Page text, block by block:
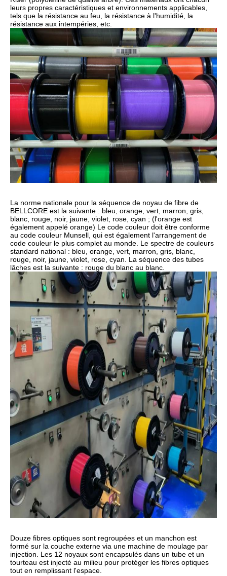
leurs propres caractéristiques et environnements applicables,
tels que la résistance au feu, la résistance à l'humidité, la
résistance aux intempéries, etc.
La norme nationale pour la séquence de noyau de fibre de
BELLCORE est la suivante : bleu, orange, vert, marron, gris,
blanc, rouge, noir, jaune, violet, rose, cyan ; (l'orange est
également appelé orange) Le code couleur doit être conforme
au code couleur Munsell, qui est également l'arrangement de
code couleur le plus complet au monde. Le spectre de couleurs
standard national : bleu, orange, vert, marron, gris, blanc,
rouge, noir, jaune, violet, rose, cyan. La séquence des tubes
lâches est la suivante : rouge du blanc au blanc.
Douze fibres optiques sont regroupées et un manchon est
formé sur la couche externe via une machine de moulage par
injection. Les 12 noyaux sont encapsulés dans un tube et un
tourteau est injecté au milieu pour protéger les fibres optiques
tout en remplissant l'espace.